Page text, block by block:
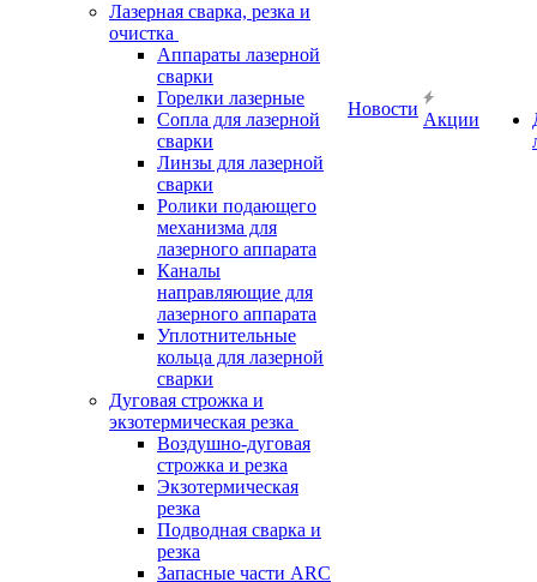
Лазерная сварка, резка и
очистка
Аппараты лазерной
сварки
Горелки лазерные
Сопла для лазерной
сварки
Линзы для лазерной
сварки
Ролики подающего
механизма для
лазерного аппарата
Каналы
направляющие для
лазерного аппарата
Уплотнительные
кольца для лазерной
сварки
Дуговая строжка и
экзотермическая резка
Воздушно-дуговая
строжка и резка
Экзотермическая
резка
Подводная сварка и
резка
Запасные части ARC
Новости
Акции